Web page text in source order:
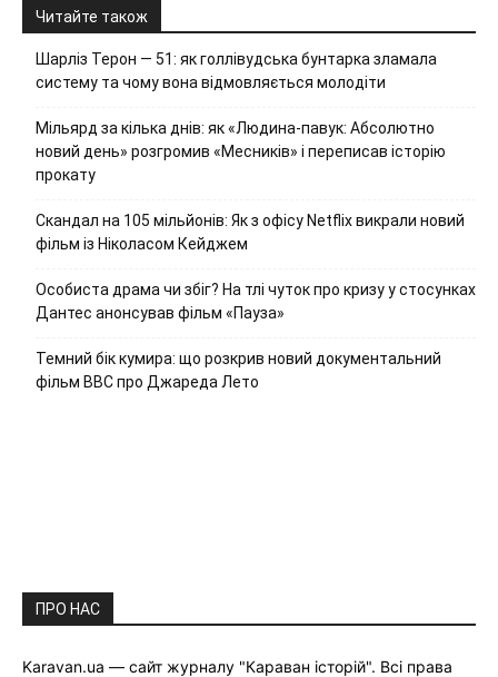
Читайте також
Шарліз Терон — 51: як голлівудська бунтарка зламала
систему та чому вона відмовляється молодіти
Мільярд за кілька днів: як «Людина-павук: Абсолютно
новий день» розгромив «Месників» і переписав історію
прокату
Скандал на 105 мільйонів: Як з офісу Netflix викрали новий
фільм із Ніколасом Кейджем
Особиста драма чи збіг? На тлі чуток про кризу у стосунках
Дантес анонсував фільм «Пауза»
Темний бік кумира: що розкрив новий документальний
фільм ВВС про Джареда Лето
ПРО НАС
Karavan.ua — сайт журналу "Караван історій". Всі права